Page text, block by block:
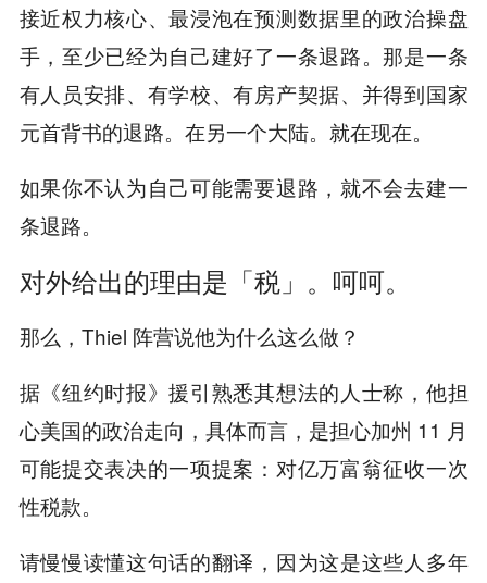
接近权力核心、最浸泡在预测数据里的政治操盘
手，至少已经为自己建好了一条退路。那是一条
有人员安排、有学校、有房产契据、并得到国家
元首背书的退路。在另一个大陆。就在现在。
如果你不认为自己可能需要退路，就不会去建一
条退路。
对外给出的理由是「税」。呵呵。
那么，Thiel 阵营说他为什么这么做？
据《纽约时报》援引熟悉其想法的人士称，他担
心美国的政治走向，具体而言，是担心加州 11 月
可能提交表决的一项提案：对亿万富翁征收一次
性税款。
请慢慢读懂这句话的翻译，因为这是这些人多年